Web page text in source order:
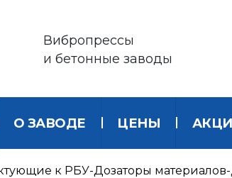
Вибропрессы
и бетонные заводы
О ЗАВОДЕ ЦЕНЫ
к РБУ Дозаторы материалов